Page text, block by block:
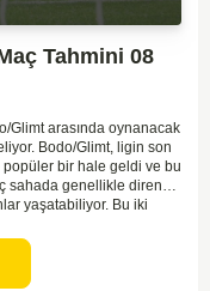
Tahmini 08
Glimt arasında oynanacak
Bodo/Glimt, ligin son
bir hale geldi ve bu
sahada genellikle dirençli
yaşatabiliyor. Bu iki
arkasına alarak
Bodo/Glimt karşısında
Glimt'in de hücum gücü